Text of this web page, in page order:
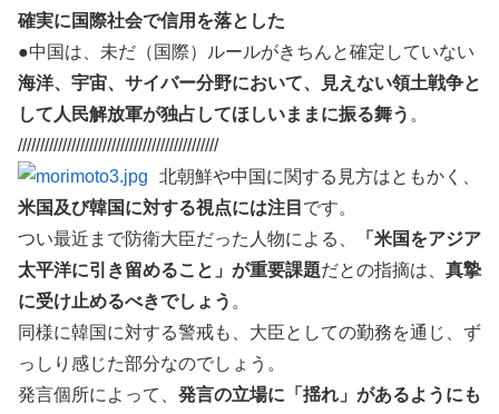
確実に国際社会で信用を落とした
●中国は、未だ（国際）ルールがきちんと確定していない
海洋、宇宙、サイバー分野において、見えない領土戦争と
して人民解放軍が独占してほしいままに振る舞う 。
/////////////////////////////////////////////
北朝鮮や中国に関する見方はともかく、
米国及び韓国に対する視点には注目 です。
つい最近まで防衛大臣だった人物による、
「米国をアジア
太平洋に引き留めること」が重要課題だとの指摘は、 真摯
に受け止めるべきでしょう 。
同様に韓国に対する警戒も、大臣としての勤務を通じ、ず
っしり感じた部分なのでしょう。
発言個所によって、 発言の立場に「揺れ」があるようにも